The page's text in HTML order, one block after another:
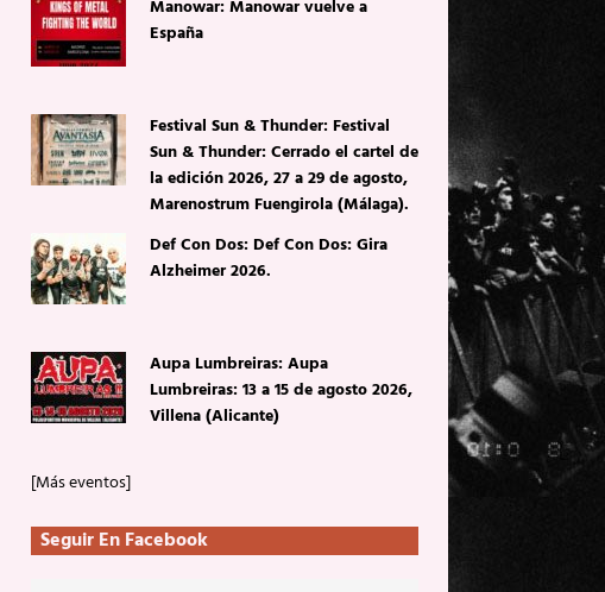
Manowar: Manowar vuelve a
España
Festival Sun & Thunder: Festival
Sun & Thunder: Cerrado el cartel de
la edición 2026, 27 a 29 de agosto,
Marenostrum Fuengirola (Málaga).
Def Con Dos: Def Con Dos: Gira
Alzheimer 2026.
Aupa Lumbreiras: Aupa
Lumbreiras: 13 a 15 de agosto 2026,
Villena (Alicante)
[Más eventos]
Seguir En Facebook